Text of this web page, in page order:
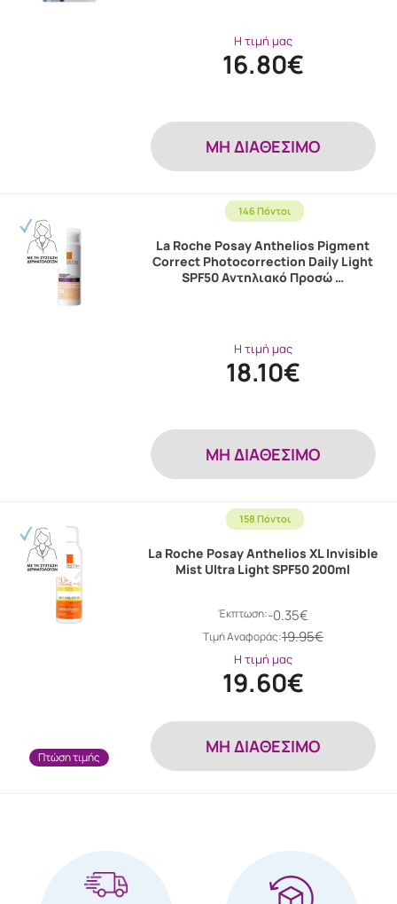
Η τιμή μας
16.80€
MH ΔΙΑΘΕΣΙΜΟ
146 Πόντοι
La Roche Posay Anthelios Pigment
Correct Photocorrection Daily Light
SPF50 Αντηλιακό Προσώ …
Η τιμή μας
18.10€
MH ΔΙΑΘΕΣΙΜΟ
158 Πόντοι
Πτώση τιμής
La Roche Posay Anthelios XL Invisible
Mist Ultra Light SPF50 200ml
Έκπτωση:-0.35€
Tιμή Αναφοράς:19.95€
Η τιμή μας
19.60€
MH ΔΙΑΘΕΣΙΜΟ